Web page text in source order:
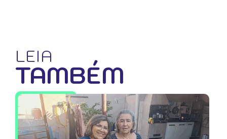
LEIA
TAMBÉM